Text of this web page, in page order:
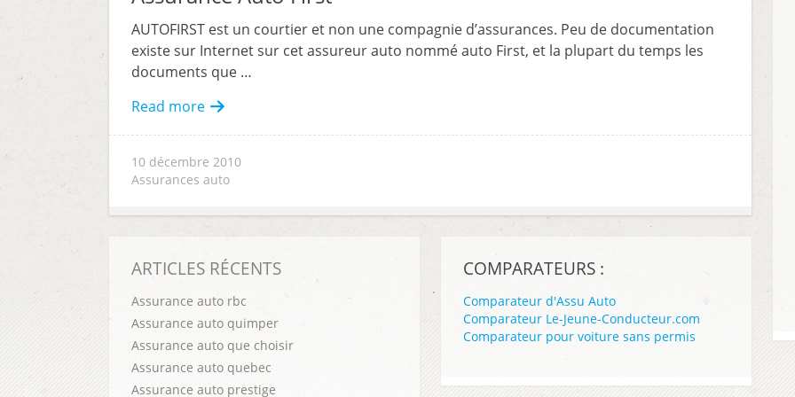
AUTOFIRST est un courtier et non une compagnie d’assurances. Peu de documentation
existe sur Internet sur cet assureur auto nommé auto First, et la plupart du temps les
documents que …
Read more
10 décembre 2010
Assurances auto
ARTICLES RÉCENTS
Assurance auto rbc
Assurance auto quimper
Assurance auto que choisir
Assurance auto quebec
Assurance auto prestige
COMPARATEURS :
Comparateur d'Assu Auto
Comparateur Le-Jeune-Conducteur.com
Comparateur pour voiture sans permis